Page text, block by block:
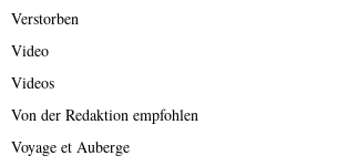
Verstorben
Video
Videos
Von der Redaktion empfohlen
Voyage et Auberge